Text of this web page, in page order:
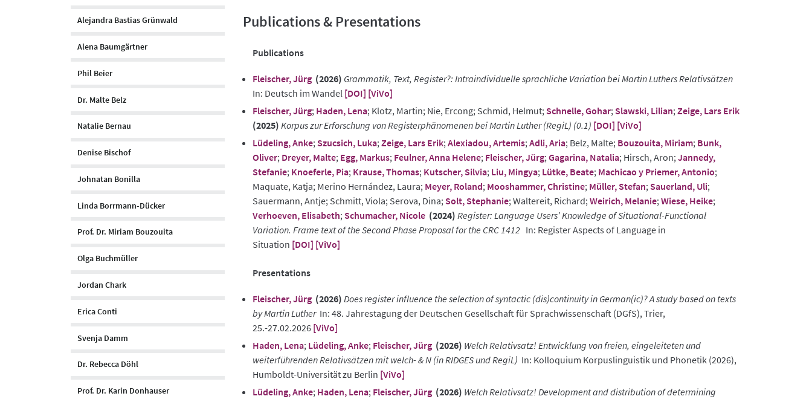
Alejandra Bastias Grünwald
Alena Baumgärtner
Phil Beier
Dr. Malte Belz
Natalie Bernau
Denise Bischof
Johnatan Bonilla
Linda Borrmann-Dücker
Prof. Dr. Miriam Bouzouita
Olga Buchmüller
Jordan Chark
Erica Conti
Svenja Damm
Dr. Rebecca Döhl
Prof. Dr. Karin Donhauser
Publications & Presentations
Publications
Fleischer, Jürg (2026) Grammatik, Text, Register?: Intraindividuelle sprachliche Variation bei Martin Luthers Relativsätzen
In: Deutsch im Wandel [DOI] [ViVo]
Fleischer, Jürg; Haden, Lena; Klotz, Martin; Nie, Ercong; Schmid, Helmut; Schnelle, Gohar; Slawski, Lilian; Zeige, Lars Erik
(2025) Korpus zur Erforschung von Registerphänomenen bei Martin Luther (RegiL) (0.1) [DOI] [ViVo]
Lüdeling, Anke; Szucsich, Luka; Zeige, Lars Erik; Alexiadou, Artemis; Adli, Aria; Belz, Malte; Bouzouita, Miriam; Bunk,
Oliver; Dreyer, Malte; Egg, Markus; Feulner, Anna Helene; Fleischer, Jürg; Gagarina, Natalia; Hirsch, Aron; Jannedy,
Stefanie; Knoeferle, Pia; Krause, Thomas; Kutscher, Silvia; Liu, Mingya; Lütke, Beate; Machicao y Priemer, Antonio;
Maquate, Katja; Merino Hernández, Laura; Meyer, Roland; Mooshammer, Christine; Müller, Stefan; Sauerland, Uli;
Sauermann, Antje; Schmitt, Viola; Serova, Dina; Solt, Stephanie; Waltereit, Richard; Weirich, Melanie; Wiese, Heike;
Verhoeven, Elisabeth; Schumacher, Nicole (2024) Register: Language Users’ Knowledge of Situational-Functional
Variation. Frame text of the Second Phase Proposal for the CRC 1412 In: Register Aspects of Language in
Situation [DOI] [ViVo]
Presentations
Fleischer, Jürg (2026) Does register influence the selection of syntactic (dis)continuity in German(ic)? A study based on texts
by Martin LutherIn: 48. Jahrestagung der Deutschen Gesellschaft für Sprachwissenschaft (DGfS), Trier,
25.-27.02.2026 [ViVo]
Haden, Lena; Lüdeling, Anke; Fleischer, Jürg (2026) Welch Relativsatz! Entwicklung von freien, eingeleiteten und
weiterführenden Relativsätzen mit welch- & N (in RIDGES und RegiL) In: Kolloquium Korpuslinguistik und Phonetik (2026),
Humboldt-Universität zu Berlin [ViVo]
Lüdeling, Anke; Haden, Lena; Fleischer, Jürg (2026) Welch Relativsatz! Development and distribution of determining